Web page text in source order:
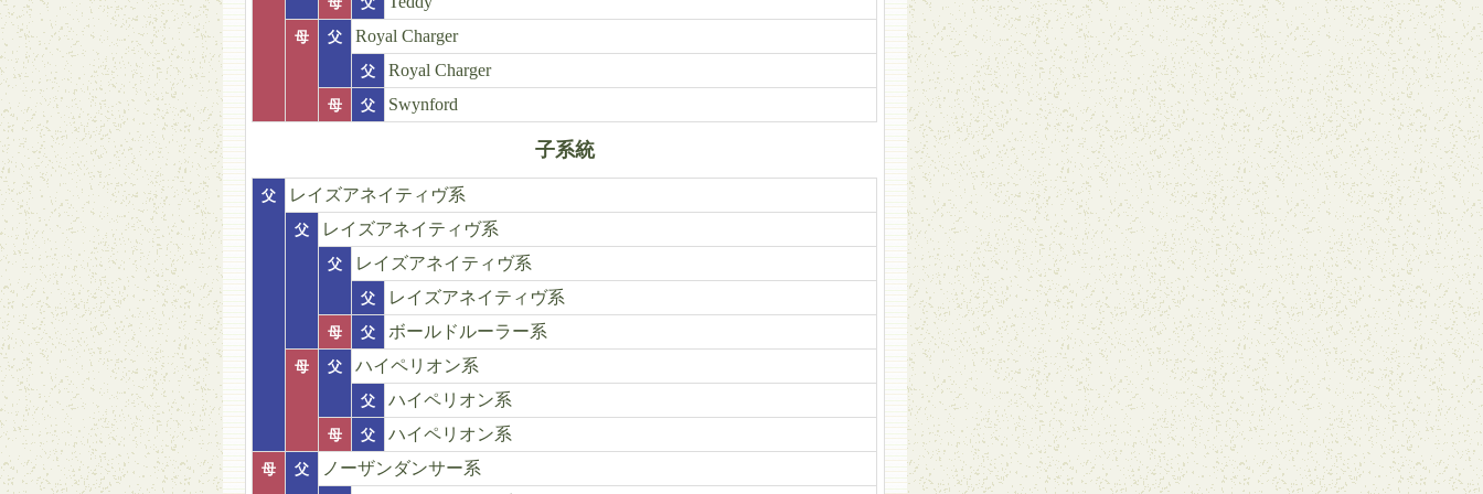
母 父 Royal Charger
父 Royal Charger
母 父 Swynford
子系統
父 レイズアネイティヴ系
父 レイズアネイティヴ系
父 レイズアネイティヴ系
父 レイズアネイティヴ系
母 父 ボールドルーラー系
母 父 ハイペリオン系
父 ハイペリオン系
母 父 ハイペリオン系
母 父
ノーザンダンサー系